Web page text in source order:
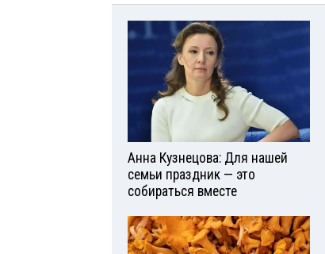
Анна Кузнецова: Для нашей
семьи праздник — это
собираться вместе